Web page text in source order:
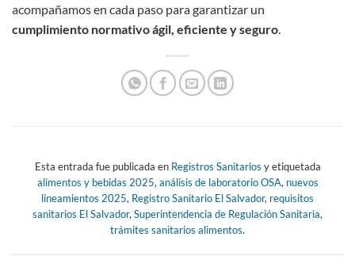
acompañamos en cada paso para garantizar un
cumplimiento normativo ágil, eficiente y seguro
Esta entrada fue publicada en Registros Sanitarios y etiquetada
alimentos y bebidas 2025, análisis de laboratorio OSA, nuevos
lineamientos 2025, Registro Sanitario El Salvador, requisitos
sanitarios El Salvador, Superintendencia de Regulación Sanitaria,
trámites sanitarios alimentos.